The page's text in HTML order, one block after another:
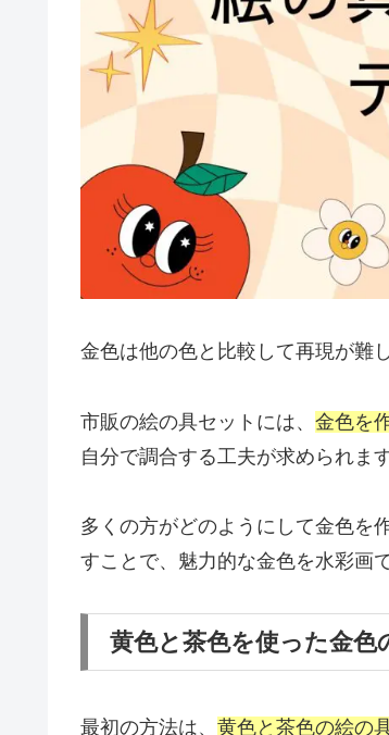
金色は他の色と比較して再現が難
市販の絵の具セットには、 金色を
自分で調合する工夫が求められます
多くの方がどのようにして金色を
すことで、魅力的な金色を水彩画
黄色と茶色を使った金色
最初の方法は、 黄色と茶色の絵の